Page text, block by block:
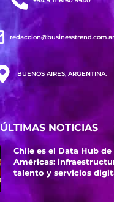
redaccion@businesstrend.com.ar
BUENOS AIRES, ARGENTINA.
ÚLTIMAS NOTICIAS
Chile es el Data Hub de
Américas:
talento y servicios